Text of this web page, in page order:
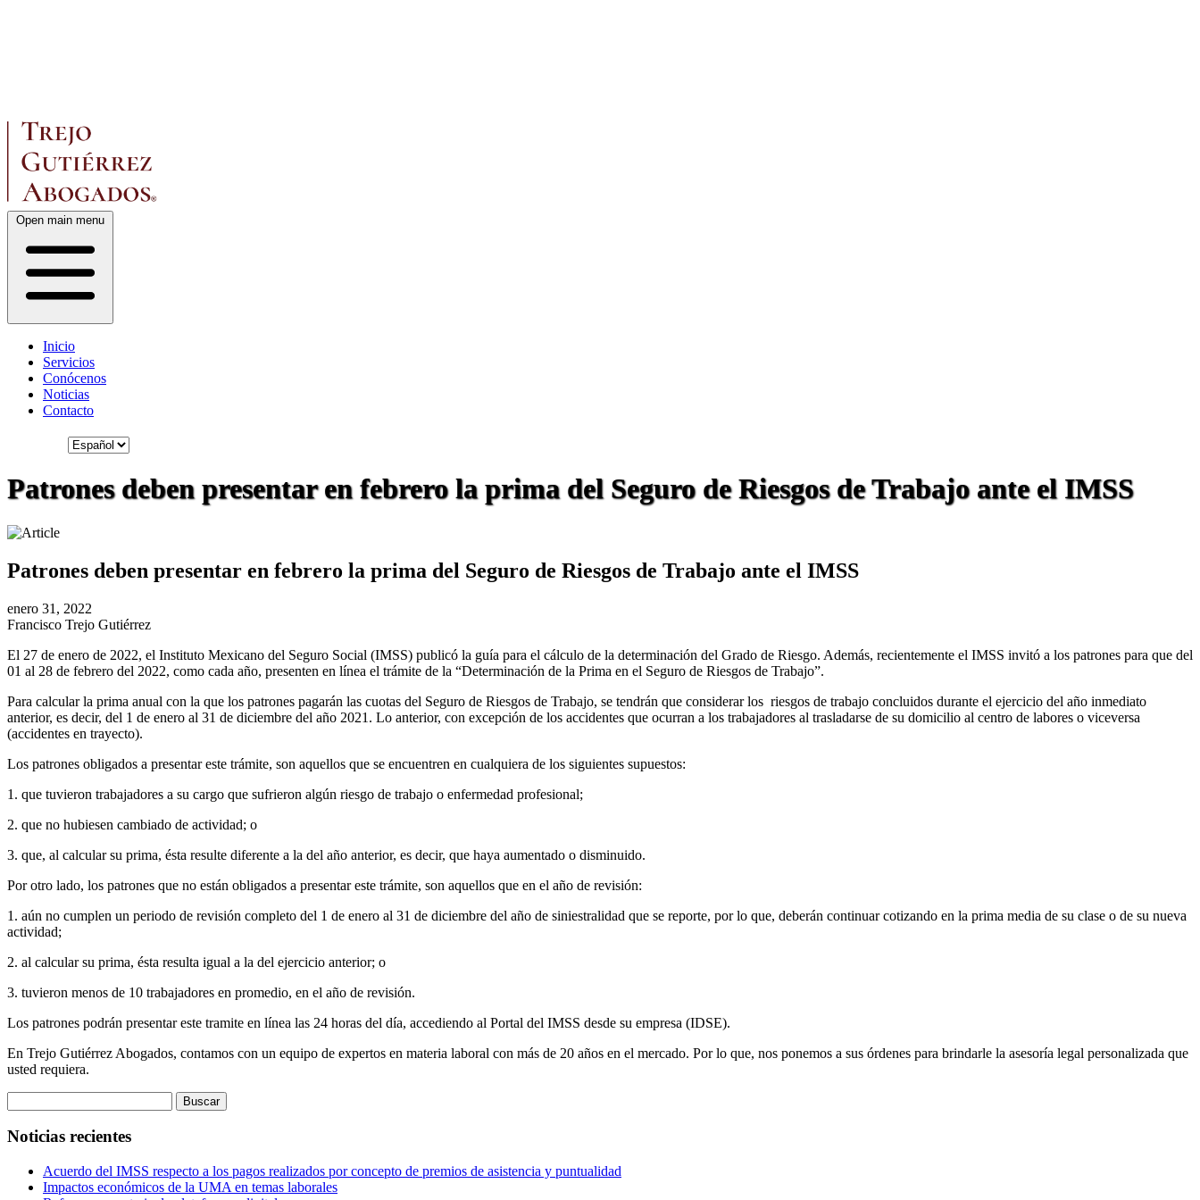
Open main menu
Inicio
Servicios
Conócenos
Noticias
Contacto
Patrones deben presentar en febrero la prima del Seguro de Riesgos de Trabajo ante el IMSS
Patrones deben presentar en febrero la prima del Seguro de Riesgos de Trabajo ante el IMSS
enero 31, 2022
Francisco Trejo Gutiérrez
El 27 de enero de 2022, el Instituto Mexicano del Seguro Social (IMSS) publicó la guía para el cálculo de la determinación del Grado de Riesgo. Además, recientemente el IMSS invitó a los patrones para que del
01 al 28 de febrero del 2022, como cada año, presenten en línea el trámite de la “Determinación de la Prima en el Seguro de Riesgos de Trabajo”.
Para calcular la prima anual con la que los patrones pagarán las cuotas del Seguro de Riesgos de Trabajo, se tendrán que considerar los riesgos de trabajo concluidos durante el ejercicio del año inmediato
anterior, es decir, del 1 de enero al 31 de diciembre del año 2021. Lo anterior, con excepción de los accidentes que ocurran a los trabajadores al trasladarse de su domicilio al centro de labores o viceversa
(accidentes en trayecto).
Los patrones obligados a presentar este trámite, son aquellos que se encuentren en cualquiera de los siguientes supuestos:
1. que tuvieron trabajadores a su cargo que sufrieron algún riesgo de trabajo o enfermedad profesional;
2. que no hubiesen cambiado de actividad; o
3. que, al calcular su prima, ésta resulte diferente a la del año anterior, es decir, que haya aumentado o disminuido.
Por otro lado, los patrones que no están obligados a presentar este trámite, son aquellos que en el año de revisión:
1. aún no cumplen un periodo de revisión completo del 1 de enero al 31 de diciembre del año de siniestralidad que se reporte, por lo que, deberán continuar cotizando en la prima media de su clase o de su nueva
actividad;
2. al calcular su prima, ésta resulta igual a la del ejercicio anterior; o
3. tuvieron menos de 10 trabajadores en promedio, en el año de revisión.
Los patrones podrán presentar este tramite en línea las 24 horas del día, accediendo al Portal del IMSS desde su empresa (IDSE).
En Trejo Gutiérrez Abogados, contamos con un equipo de expertos en materia laboral con más de 20 años en el mercado. Por lo que, nos ponemos a sus órdenes para brindarle la asesoría legal personalizada que
usted requiera.
Noticias recientes
Acuerdo del IMSS respecto a los pagos realizados por concepto de premios de asistencia y puntualidad
Impactos económicos de la UMA en temas laborales